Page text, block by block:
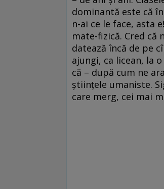
dominantă este că
n-ai ce le face, asta
mate-fizică. Cred că
datează încă de pe
ajungi, ca licean, la
că – după cum ne
ştiinţele umaniste.
care merg, cei mai